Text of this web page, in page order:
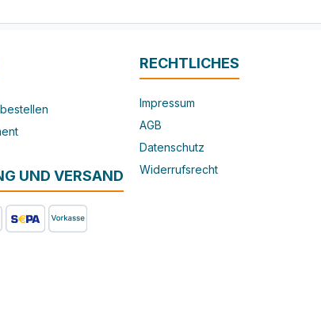
UND VERSAND
RECHTLICHES
Impressum
AGB
Datenschutz
Widerrufsrecht